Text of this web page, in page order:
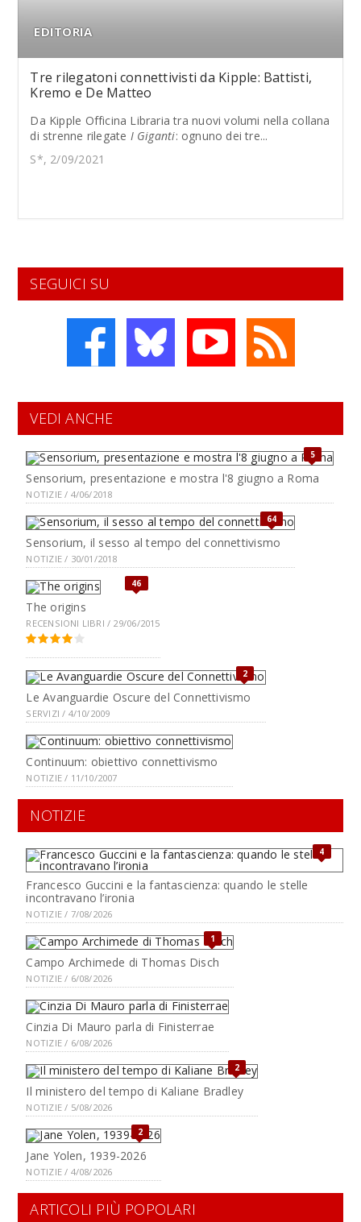
EDITORIA
Tre rilegatoni connettivisti da Kipple: Battisti,
Kremo e De Matteo
Da Kipple Officina Libraria tra nuovi volumi nella collana
di strenne rilegate I Giganti: ognuno dei tre...
S*, 2/09/2021
SEGUICI SU
VEDI ANCHE
5
Sensorium, presentazione e mostra l'8 giugno a Roma
NOTIZIE / 4/06/2018
64
Sensorium, il sesso al tempo del connettivismo
NOTIZIE / 30/01/2018
46
The origins
RECENSIONI LIBRI / 29/06/2015
2
Le Avanguardie Oscure del Connettivismo
SERVIZI / 4/10/2009
Continuum: obiettivo connettivismo
NOTIZIE / 11/10/2007
NOTIZIE
4
Francesco Guccini e la fantascienza: quando le stelle
incontravano l’ironia
NOTIZIE / 7/08/2026
1
Campo Archimede di Thomas Disch
NOTIZIE / 6/08/2026
Cinzia Di Mauro parla di Finisterrae
NOTIZIE / 6/08/2026
2
Il ministero del tempo di Kaliane Bradley
NOTIZIE / 5/08/2026
2
Jane Yolen, 1939-2026
NOTIZIE / 4/08/2026
ARTICOLI PIÙ POPOLARI